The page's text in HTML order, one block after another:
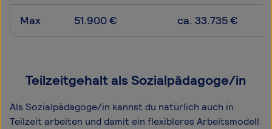
Max 51.900 € ca. 33.735 €
Teilzeitgehalt als Sozialpädagoge/in
Als Sozialpädagoge/in kannst du natürlich auch in
Teilzeit arbeiten und damit ein flexibleres Arbeitsmodell